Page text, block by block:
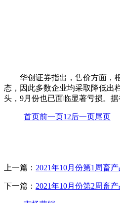
华创证券指出，售价方面，
态，因此多数企业均采取降低出
头，9月份也已面临显著亏损。
首页前一页1 2后一页尾页
上一篇： 2021年10月份第1周畜
下一篇： 2021年10月份第2周畜